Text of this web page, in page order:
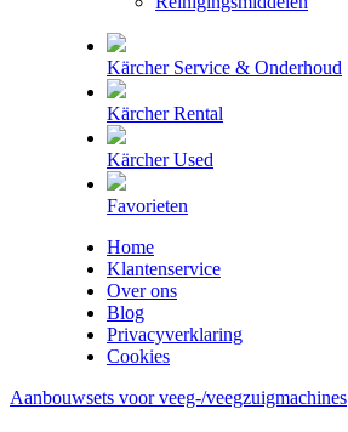
Kärcher Service & Onderhoud
Kärcher Rental
Kärcher Used
Favorieten
Home
Klantenservice
Over ons
Blog
Privacyverklaring
Cookies
Aanbouwsets voor veeg-/veegzuigmachines